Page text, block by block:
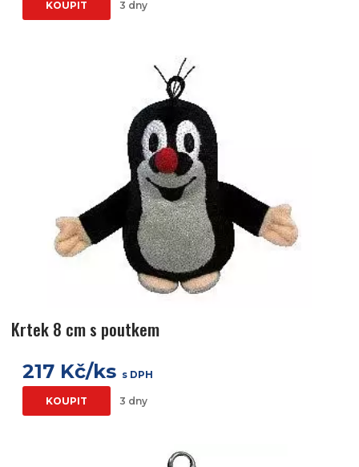
KOUPIT 3 dny
Krtek 8 cm s poutkem
217 Kč/ks s DPH
KOUPIT 3 dny